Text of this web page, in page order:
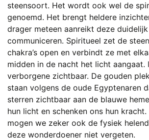
steensoort. Het wordt ook wel de
genoemd. Het brengt heldere
drager meteen aanreikt deze
communiceren. Spiritueel zet de
chakra’s open en verbindt ze met
midden in de nacht het licht aangaat.
verborgene zichtbaar. De gouden
staan volgens de oude Egyptenaren
sterren zichtbaar aan de blauwe
hun licht en schenken ons hun kracht.
mogen we zeker ook de fysiek
deze wonderdoener niet vergeten.